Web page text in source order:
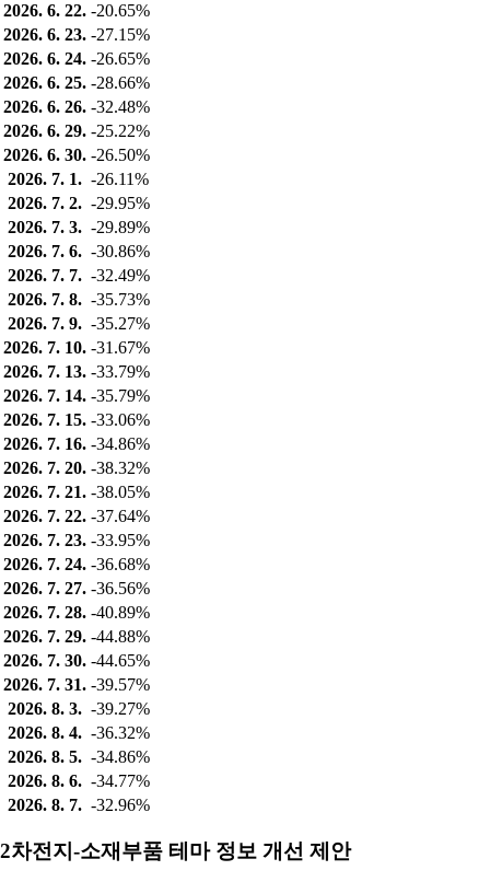
2026. 6. 22. -20.65%
2026. 6. 23. -27.15%
2026. 6. 24. -26.65%
2026. 6. 25. -28.66%
2026. 6. 26. -32.48%
2026. 6. 29. -25.22%
2026. 6. 30. -26.50%
2026. 7. 1. -26.11%
2026. 7. 2. -29.95%
2026. 7. 3. -29.89%
2026. 7. 6. -30.86%
2026. 7. 7. -32.49%
2026. 7. 8. -35.73%
2026. 7. 9. -35.27%
2026. 7. 10. -31.67%
2026. 7. 13. -33.79%
2026. 7. 14. -35.79%
2026. 7. 15. -33.06%
2026. 7. 16. -34.86%
2026. 7. 20. -38.32%
2026. 7. 21. -38.05%
2026. 7. 22. -37.64%
2026. 7. 23. -33.95%
2026. 7. 24. -36.68%
2026. 7. 27. -36.56%
2026. 7. 28. -40.89%
2026. 7. 29. -44.88%
2026. 7. 30. -44.65%
2026. 7. 31. -39.57%
2026. 8. 3. -39.27%
2026. 8. 4. -36.32%
2026. 8. 5. -34.86%
2026. 8. 6. -34.77%
2026. 8. 7. -32.96%
2차전지-소재부품 테마 정보 개선 제안